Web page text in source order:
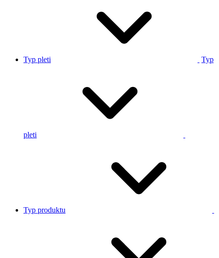
Typ pleti Typ
pleti
Typ produktu